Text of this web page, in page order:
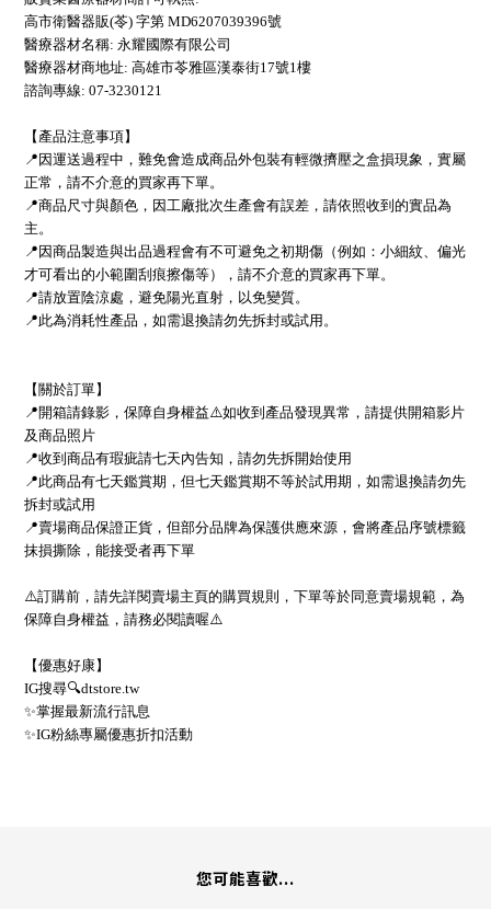
高市衛醫器販(苓) 字第 MD6207039396號
醫療器材名稱: 永耀國際有限公司
醫療器材商地址: 高雄市苓雅區漢泰街17號1樓
諮詢專線: 07-3230121
【產品注意事項】
📍因運送過程中，難免會造成商品外包裝有輕微擠壓之盒損現象，實屬
正常，請不介意的買家再下單。
📍商品尺寸與顏色，因工廠批次生產會有誤差，請依照收到的實品為
主。
📍因商品製造與出品過程會有不可避免之初期傷（例如：小細紋、偏光
才可看出的小範圍刮痕擦傷等），請不介意的買家再下單。
📍請放置陰涼處，避免陽光直射，以免變質。
📍此為消耗性產品，如需退換請勿先拆封或試用。
【關於訂單】
📍開箱請錄影，保障自身權益⚠️如收到產品發現異常，請提供開箱影片
及商品照片
📍收到商品有瑕疵請七天內告知，請勿先拆開始使用
📍此商品有七天鑑賞期，但七天鑑賞期不等於試用期，如需退換請勿先
拆封或試用
📍賣場商品保證正貨，但部分品牌為保護供應來源，會將產品序號標籤
抹損撕除，能接受者再下單
⚠️訂購前，請先詳閱賣場主頁的購買規則，下單等於同意賣場規範，為
保障自身權益，請務必閱讀喔⚠️
【優惠好康】
IG搜尋🔍dtstore.tw
✨掌握最新流行訊息
✨IG粉絲專屬優惠折扣活動
您可能喜歡...